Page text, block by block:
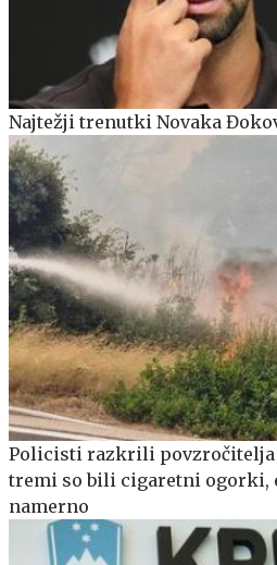
Najtežji trenutki Novaka
Policisti razkrili povzročitelja
tremi so bili cigaretni ogorki,
namerno